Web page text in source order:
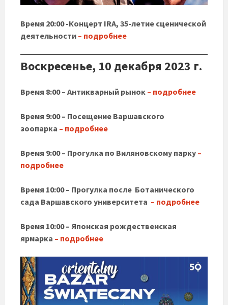
Время 20:00 -Концерт IRA, 35-летие сценической
деятельности – подробнее
Воскресенье, 10 декабря 2023 г.
Время 8:00 – Антикварный рынок – подробнее
Время 9:00 – Посещение Варшавского
зоопарка – подробнее
Время 9:00 – Прогулка по Виляновскому парку –
подробнее
Время 10:00 – Прогулка после Ботанического
сада Варшавского университета – подробнее
Время 10:00 – Японская рождественская
ярмарка – подробнее